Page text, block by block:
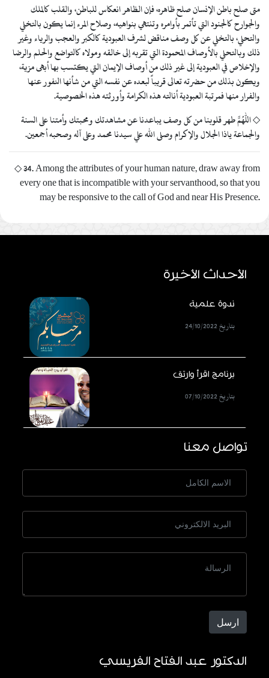
متى صلح باطن الإنسان صلح ظاهره، فإن الظاهر انعكاس للباطن، والقلب كالملك
والجوارح كالجنود التي تأتمر بأوامره وتنتهي بنواهيه، وصلاح المرء إنما يكون بالتخلي
والتحلي، بالتخلي عن كل وصف مناقض لشرف العبودية كالكبر والعجب والرياء وغير
ذلك وبالتحلي بالأوصاف المحمودة التي تقربه إلى خالقه ومولاه كالتواضع والحلم والرضا
والإخلاص في العبودية إلى غير ذلك من أوصاف الإيمان التي يكتسب بها أبهى مزية،
ويكون بذلك من حضرته تعالى قريباً لبعده عن نفسه التي من شأنها النفور عنها
والفرار منها فمرتبة العبودية أنالته هذه الكرامة وأورثته هذه الخصوصية.
◇ اللهم طهر قلوبنا من كل وصف يباعدنا عن مشاهدتك ومحبتك وأمتنا على السنة
والجماعة ياذا الجلال والإكرام وصلى الله علي سيدنا محمد وعلى آله وصحبه أجمعين.
◇ 34. Among the attributes of your human nature, draw away from
every one that is incompatible with your servanthood, so that you
may be responsive to the call of God and near His Presence.
الأحداث الأخيرة
ندوة علمية
بتاريخ 24/10/2022
برنامج اقرأ وارتق
بتاريخ 07/10/2022
تواصل معنا
ارسل
الدكتور عبد الفتاح الفريسي